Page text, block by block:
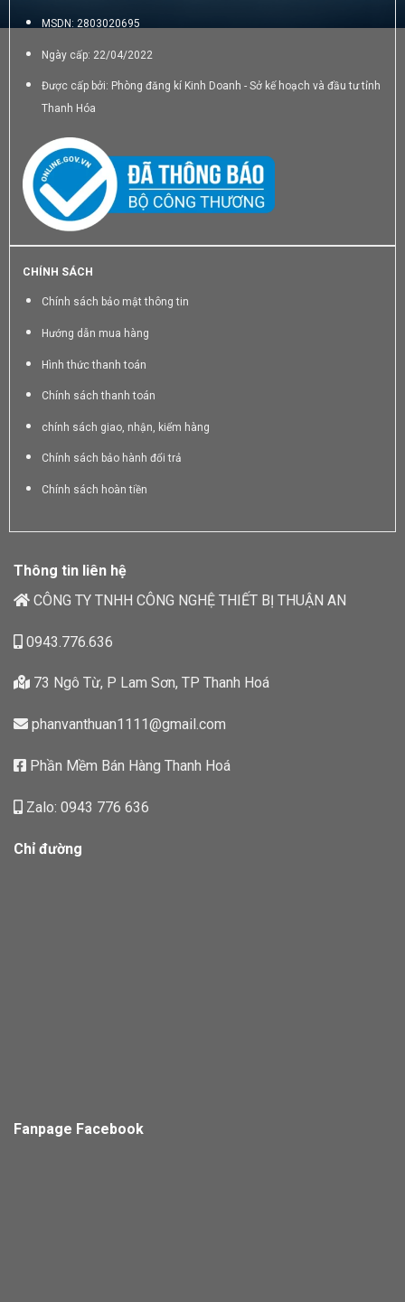
MSDN: 2803020695
Ngày cấp: 22/04/2022
Được cấp bởi: Phòng đăng kí Kinh Doanh - Sở kế hoạch và đầu tư tỉnh
Thanh Hóa
CHÍNH SÁCH
Chính sách bảo mật thông tin
Hướng dẫn mua hàng
Hình thức thanh toán
Chính sách thanh toán
chính sách giao, nhận, kiểm hàng
Chính sách bảo hành đổi trả
Chính sách hoàn tiền
Thông tin liên hệ
CÔNG TY TNHH CÔNG NGHỆ THIẾT BỊ THUẬN AN
0943.776.636
73 Ngô Từ, P Lam Sơn, TP Thanh Hoá
phanvanthuan1111@gmail.com
Phần Mềm Bán Hàng Thanh Hoá
Zalo: 0943 776 636
Chỉ đường
Fanpage Facebook